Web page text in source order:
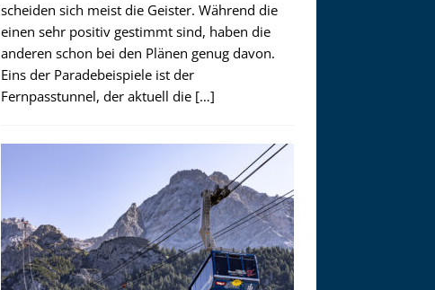
scheiden sich meist die Geister. Während die
einen sehr positiv gestimmt sind, haben die
anderen schon bei den Plänen genug davon.
Eins der Paradebeispiele ist der
Fernpasstunnel, der aktuell die […]